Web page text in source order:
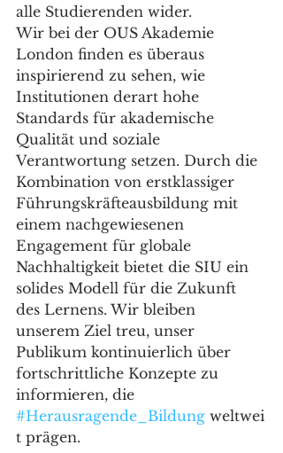
alle Studierenden wider.
Wir bei der OUS Akademie
London finden es überaus
inspirierend zu sehen, wie
Institutionen derart hohe
Standards für akademische
Qualität und soziale
Verantwortung setzen. Durch die
Kombination von erstklassiger
Führungskräfteausbildung mit
einem nachgewiesenen
Engagement für globale
Nachhaltigkeit bietet die SIU ein
solides Modell für die Zukunft
des Lernens. Wir bleiben
unserem Ziel treu, unser
Publikum kontinuierlich über
fortschrittliche Konzepte zu
informieren, die
#Herausragende_Bildung weltwei
t prägen.